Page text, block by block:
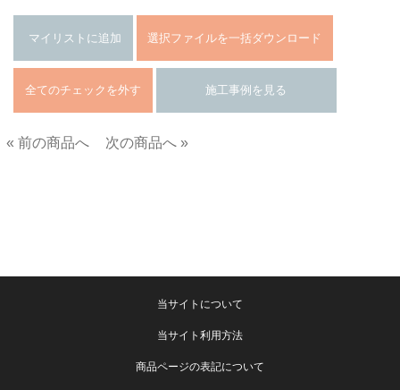
« 前の商品へ
次の商品へ »
当サイトについて
当サイト利用方法
商品ページの表記について